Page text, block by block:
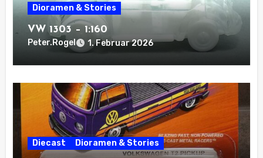
Dioramen & Stories
VW 1303 – 1:160
Peter.Rogel 1. Februar 2026
Diecast Dioramen & Stories